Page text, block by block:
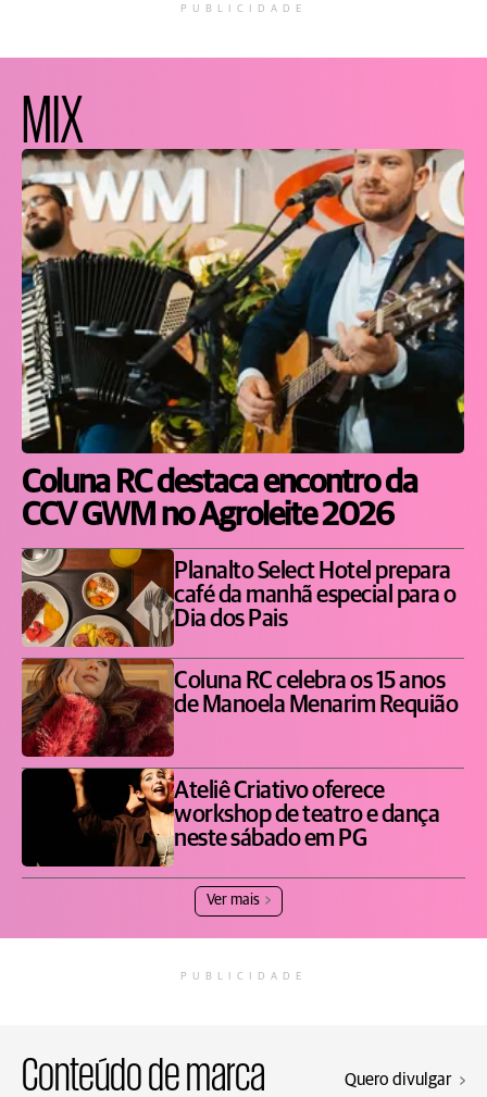
PUBLICIDADE
MIX
Coluna RC destaca encontro da
CCV GWM no Agroleite 2026
Planalto Select Hotel prepara
café da manhã especial para o
Dia dos Pais
Coluna RC celebra os 15 anos
de Manoela Menarim Requião
Ateliê Criativo oferece
workshop de teatro e dança
neste sábado em PG
Ver mais
PUBLICIDADE
Conteúdo de marca Quero divulgar